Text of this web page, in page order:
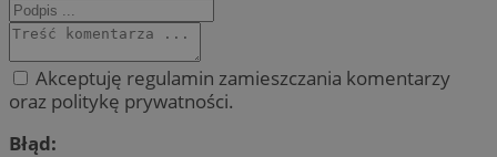
Akceptuję regulamin zamieszczania komentarzy
oraz politykę prywatności.
Błąd: